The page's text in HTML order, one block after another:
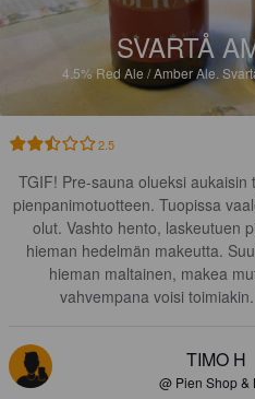
SVARTÅ
4.5%Red Ale / Amber Ale.
2.5
TGIF! Pre-sauna olueksi
pienpanimotuotteen. Tuopissa
olut. Vashto hento, laskeutuen
hieman hedelmän makeutta.
hieman maltainen, makea
vahvempana voisi
TIMO H
@ Pien Shop &